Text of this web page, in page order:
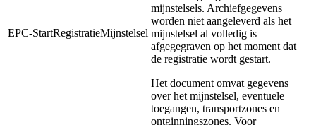
EPC-StartRegistratieMijnstelsel
mijnstelsels. Archiefgegevens
worden niet aangeleverd als het
mijnstelsel al volledig is
afgegegraven op het moment dat
de registratie wordt gestart.
Het document omvat gegevens
over het mijnstelsel, eventuele
toegangen, transportzones en
ontginningszones. Voor